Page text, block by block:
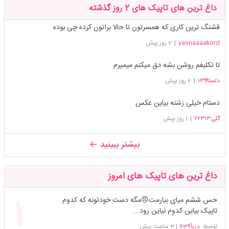
داغ ترین های تاپیک های 2 روز گذشته
قشنگ ترین کاری که همسرتون تا حالا براتون کرده چی بوده
yasnaaaakord
| 2 روز پیش
تا تکلیفم روشن بشه دق میکنم میمیرم
دلسا۱۳۹۹ | 2 روز پیش
دستام خیلی زشته بیاین عکس
گلی۲۲۳۱۳ | 1 روز پیش
بیشتر ببینید
داغ ترین های تاپیک های امروز
حس ششم میای بیارمت😠مگه دست خودتونه که کدوم
تاپیک بیاین کدوم نیاین زود...
توسطدریآ839 |3 ساعت پیش